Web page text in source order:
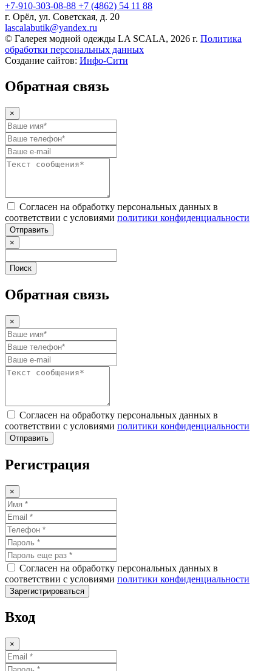
+7-910-303-08-88 +7 (4862) 54 11 88
г. Орёл, ул. Советская, д. 20
lascalabutik@yandex.ru
© Галерея модной одежды LA SCALA, 2026 г. Политика
обработки персональных данных
Создание сайтов: Инфо-Сити
Обратная связь
×
Согласен на обработку персональных данных в
соответствии с условиями политики конфиденциальности
Отправить
×
Поиск
Обратная связь
×
Согласен на обработку персональных данных в
соответствии с условиями политики конфиденциальности
Отправить
Регистрация
×
Согласен на обработку персональных данных в
соответствии с условиями политики конфиденциальности
Зарегистрироваться
Вход
×